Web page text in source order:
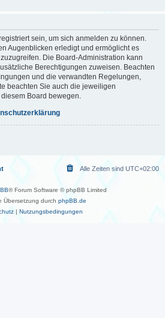
sein, um sich anmelden zu können.
Augenblicken erledigt und ermöglicht es
Die Board-Administration kann
Berechtigungen zuweisen. Beachten
und die verwandten Regelungen,
beachten Sie auch die jeweiligen
Board bewegen.
Alle Zeiten sind UTC+02:00
® Forum Software © phpBB Limited
Übersetzung durch phpBB.de
| Nutzungsbedingungen